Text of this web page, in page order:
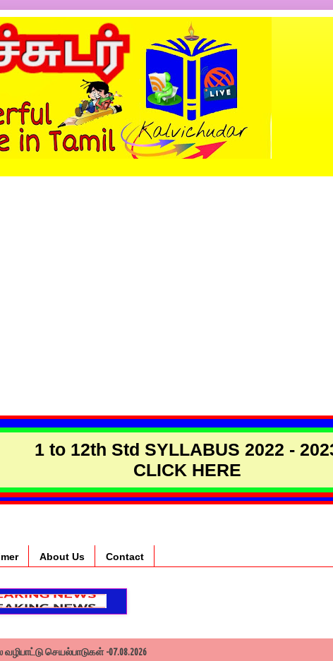
1 to 12th Std SYLLABUS 2022 -
CLICK HERE
About Us Contact
செயல்பாடுகள் -07.08.2026